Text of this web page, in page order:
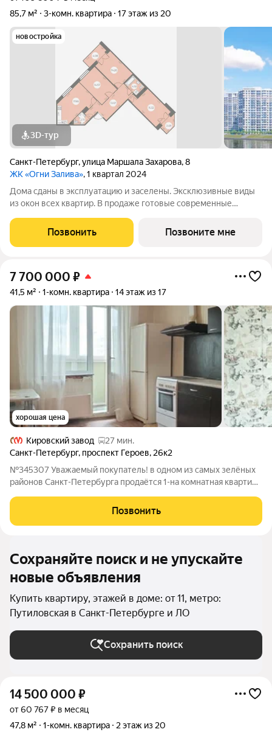
85,7 м²
3-комн. квартира 17 этаж из 20
новостройка
3D-тур
Санкт-Петербург,улица Маршала Захарова,8
ЖК «Огни Залива», 1 квартал 2024
Дома сданы в эксплуатацию и заселены. Эксклюзивные виды
из окон всех квартир. В продаже готовые современные
Залива» по адресу: ул. Маршала Захарова, дом 8, стр.1 и дом 10,
стр. 1. 3-5 квартир на
Позвонить Позвоните мне
7 700 000 ₽
41,5 м² 1-комн. квартира 14 этаж из 17
хорошая цена
Кировский завод
27 мин.
Санкт-Петербург, проспект Героев, 26к2
№345307 Уважаемый покупатель! в одном из самых зелёных
районов Санкт-Петербурга продаётся 1-на комнатная квартира
просторной прихожей и большой лоджией с выходом из кухни
и комнаты. Окна квартиры
Позвонить
Сохраняйте поиск и не упускайте
новые объявления
Купить квартиру, этажей в доме: от 11, метро:
Путиловская в Санкт-Петербурге и ЛО
Сохранить поиск
14 500 000 ₽
от 60 767 ₽ в месяц
47,8 м²
1-комн. квартира 2 этаж из 20